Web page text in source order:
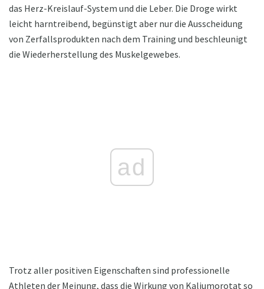
das Herz-Kreislauf-System und die Leber. Die Droge wirkt
leicht harntreibend, begünstigt aber nur die Ausscheidung
von Zerfallsprodukten nach dem Training und beschleunigt
die Wiederherstellung des Muskelgewebes.
ad
Trotz aller positiven Eigenschaften sind professionelle
Athleten der Meinung, dass die Wirkung von Kaliumorotat so